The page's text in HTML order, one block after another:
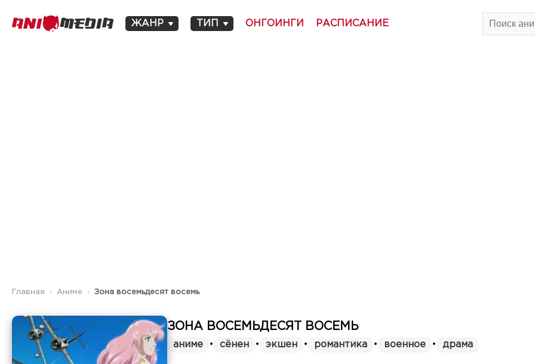
ЖАНР ТИП ОНГОИНГИ РАСПИСАНИЕ
Главная Аниме Зона восемьдесят восемь
ЗОНА ВОСЕМЬДЕСЯТ ВОСЕМЬ
аниме • сёнен • экшен • романтика • военное • драма